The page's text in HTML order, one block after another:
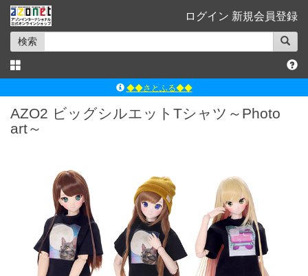
ログイン 新規会員登録
検索
◆◆さとふる◆◆
ｱｿﾞﾝﾚｰﾍﾞﾙｼｮｯﾌﾟ楽天市場店
AZO2 ビッグシルエットTシャツ～Photo
art～